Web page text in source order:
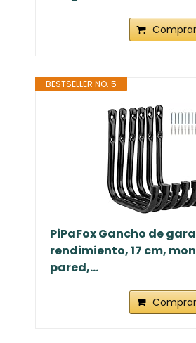
BESTSELLER NO. 5
PiPaFox Gancho de
rendimiento, 17 cm,
pared,...